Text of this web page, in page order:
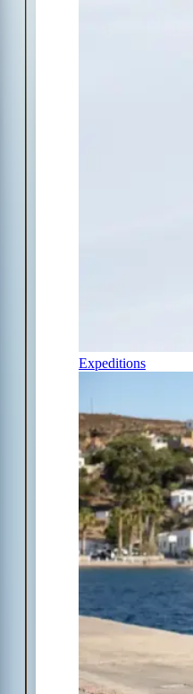
Expeditions